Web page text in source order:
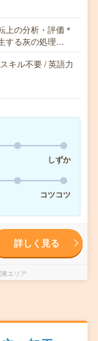
上の分析・評価＊
する灰の処理…
キル不要 / 英語力
しずか
コツコツ
詳しく見る
エリア